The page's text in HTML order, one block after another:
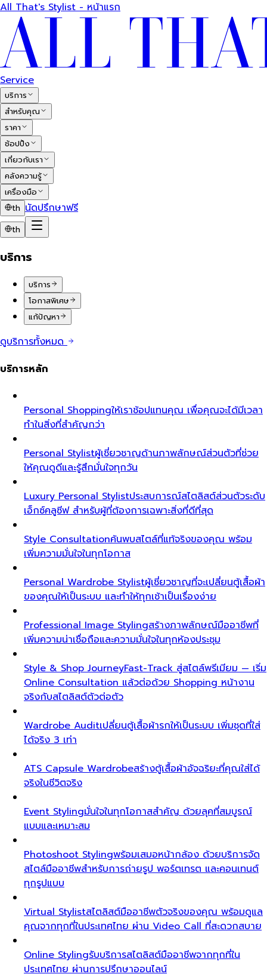
All That's Stylist - หน้าแรก
Service
บริการ
สำหรับคุณ
ราคา
ช้อปปิ้ง
เกี่ยวกับเรา
คลังความรู้
เครื่องมือ
th นัดปรึกษาฟรี
th
บริการ
บริการ
โอกาสพิเศษ
แก้ปัญหา
ดูบริการทั้งหมด
บริการหลัก
Personal Shoppingให้เราช้อปแทนคุณ เพื่อคุณจะได้มีเวลา
ทำในสิ่งที่สำคัญกว่า
Personal Stylistผู้เชี่ยวชาญด้านภาพลักษณ์ส่วนตัวที่ช่วย
ให้คุณดูดีและรู้สึกมั่นใจทุกวัน
Luxury Personal Stylistประสบการณ์สไตลิสต์ส่วนตัวระดับ
เอ็กซ์คลูซีฟ สำหรับผู้ที่ต้องการเฉพาะสิ่งที่ดีที่สุด
Style Consultationค้นพบสไตล์ที่แท้จริงของคุณ พร้อม
เพิ่มความมั่นใจในทุกโอกาส
Personal Wardrobe Stylistผู้เชี่ยวชาญที่จะเปลี่ยนตู้เสื้อผ้า
ของคุณให้เป็นระบบ และทำให้ทุกเช้าเป็นเรื่องง่าย
Professional Image Stylingสร้างภาพลักษณ์มืออาชีพที่
เพิ่มความน่าเชื่อถือและความมั่นใจในทุกห้องประชุม
Style & Shop JourneyFast-Track สู่สไตล์พรีเมียม — เริ่ม
Online Consultation แล้วต่อด้วย Shopping หน้างาน
จริงกับสไตลิสต์ตัวต่อตัว
Wardrobe Auditเปลี่ยนตู้เสื้อผ้ารกให้เป็นระบบ เพิ่มชุดที่ใส่
ได้จริง 3 เท่า
ATS Capsule Wardrobeสร้างตู้เสื้อผ้าอัจฉริยะที่คุณใส่ได้
จริงในชีวิตจริง
Event Stylingมั่นใจในทุกโอกาสสำคัญ ด้วยลุคที่สมบูรณ์
แบบและเหมาะสม
Photoshoot Stylingพร้อมเสมอหน้ากล้อง ด้วยบริการจัด
สไตล์มืออาชีพสำหรับการถ่ายรูป พอร์ตเทรต และคอนเทนต์
ทุกรูปแบบ
Virtual Stylistสไตลิสต์มืออาชีพตัวจริงของคุณ พร้อมดูแล
คุณจากทุกที่ในประเทศไทย ผ่าน Video Call ที่สะดวกสบาย
Online Stylingรับบริการสไตลิสต์มืออาชีพจากทุกที่ใน
ประเทศไทย ผ่านการปรึกษาออนไลน์